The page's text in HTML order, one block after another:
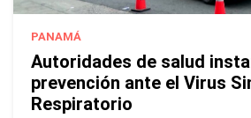
PANAMÁ
Autoridades de salud
prevención ante el Virus
Respiratorio